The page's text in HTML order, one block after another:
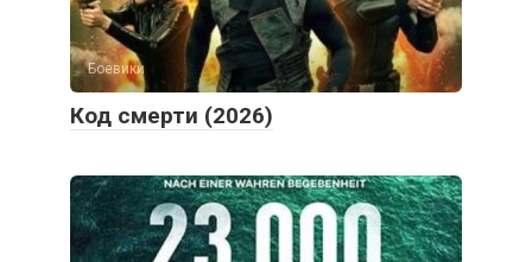
Боевики
Код смерти (2026)